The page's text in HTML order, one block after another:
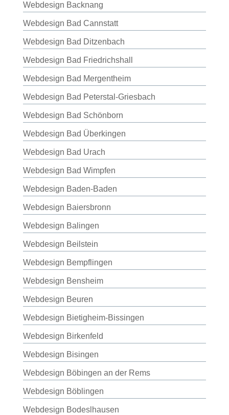
Webdesign Backnang
Webdesign Bad Cannstatt
Webdesign Bad Ditzenbach
Webdesign Bad Friedrichshall
Webdesign Bad Mergentheim
Webdesign Bad Peterstal-Griesbach
Webdesign Bad Schönborn
Webdesign Bad Überkingen
Webdesign Bad Urach
Webdesign Bad Wimpfen
Webdesign Baden-Baden
Webdesign Baiersbronn
Webdesign Balingen
Webdesign Beilstein
Webdesign Bempflingen
Webdesign Bensheim
Webdesign Beuren
Webdesign Bietigheim-Bissingen
Webdesign Birkenfeld
Webdesign Bisingen
Webdesign Böbingen an der Rems
Webdesign Böblingen
Webdesign Bodeslhausen